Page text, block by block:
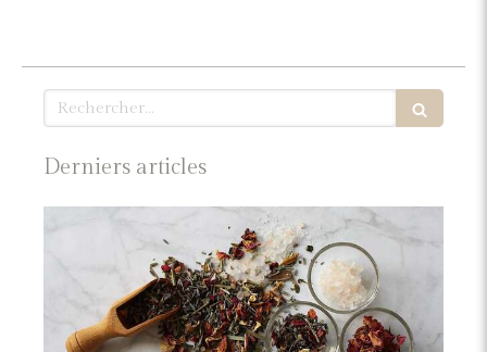
Rechercher
Derniers articles